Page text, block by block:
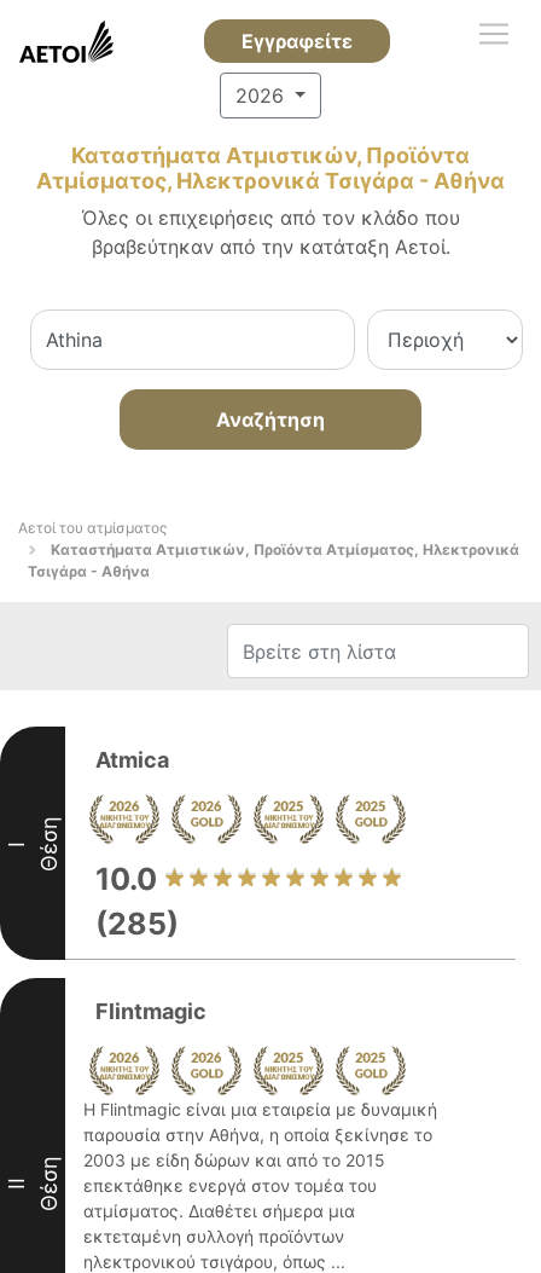
Εγγραφείτε
2026
Καταστήματα Ατμιστικών, Προϊόντα
Ατμίσματος, Ηλεκτρονικά Τσιγάρα - Αθήνα
Όλες οι επιχειρήσεις από τον κλάδο που
βραβεύτηκαν από την κατάταξη Αετοί.
Αναζήτηση
Αετοί του ατμίσματος
Καταστήματα Ατμιστικών, Προϊόντα Ατμίσματος, Ηλεκτρονικά
Τσιγάρα - Αθήνα
I Θέση
Atmica
10.0
(285)
II Θέση
Flintmagic
Η Flintmagic είναι μια εταιρεία με δυναμική
παρουσία στην Αθήνα, η οποία ξεκίνησε το
2003 με είδη δώρων και από το 2015
επεκτάθηκε ενεργά στον τομέα του
ατμίσματος. Διαθέτει σήμερα μια
εκτεταμένη συλλογή προϊόντων
ηλεκτρονικού τσιγάρου, όπως ...